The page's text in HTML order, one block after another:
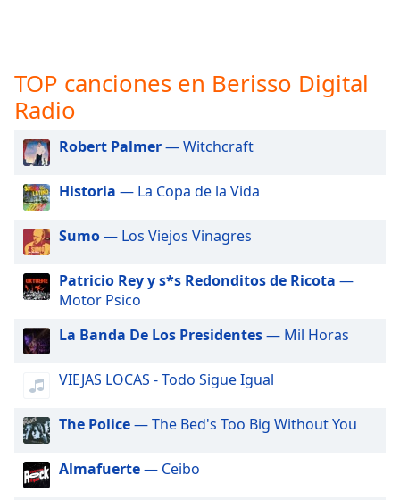
modal
window.
Beginning
dialog
window.
Escape
and
window.
Opacity
TOP canciones en Berisso Digital
Radio
Robert Palmer— Witchcraft
Historia — La Copa de la Vida
Sumo— Los Viejos Vinagres
Patricio Rey y s*s Redonditos de Ricota —
Motor Psico
La Banda De Los Presidentes— Mil Horas
VIEJAS LOCAS - Todo Sigue Igual
The Police— The Bed's Too Big Without You
Almafuerte— Ceibo